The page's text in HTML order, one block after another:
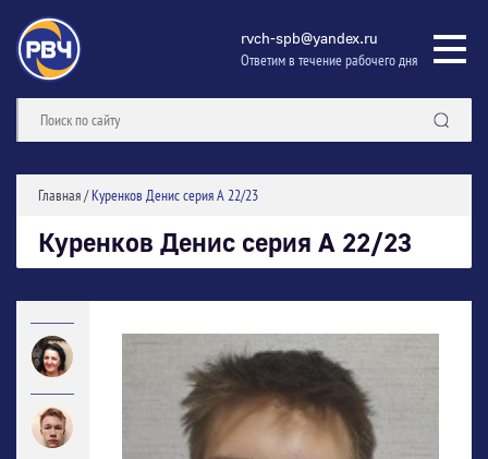
rvch-spb@yandex.ru
Ответим в течение рабочего дня
Главная/Куренков Денис серия А 22/23
Куренков Денис серия А 22/23